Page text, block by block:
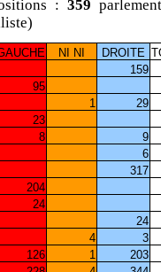
: 359
NI NI DROITE
159
95
1
29
23
8
9
6
317
204
24
24
4
3
126 1
203